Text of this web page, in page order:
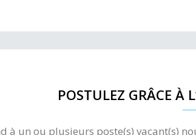
POSTULEZ GRÂCE À
à un ou plusieurs poste(s) vacant(s)